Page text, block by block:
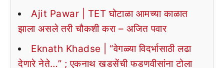
Ajit Pawar | TET घोटाळा आमच्या काळात
झाला असले तरी चौकशी करा – अजित पवार
Eknath Khadse | “वेगळ्या विदर्भासाठी लढा
देणारे नेते…” ; एकनाथ खडसेंची फडणवीसांना टोला